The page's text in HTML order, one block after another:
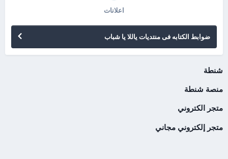
اعلانات
ضوابط الكتابه فى منتديات ياللا يا شباب
شنطة
منصة شنطة
متجر الكتروني
متجر إلكتروني مجاني